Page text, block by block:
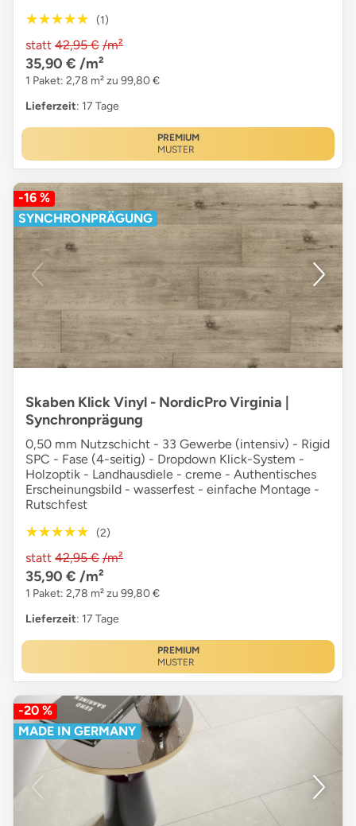
★★★★★
★★★★★ (1)
statt 42,95 € /m²
35,90 € /m²
1 Paket: 2,78 m² zu 99,80 €
Lieferzeit: 17 Tage
PREMIUM
MUSTER
-16 %
SYNCHRONPRÄGUNG
Skaben Klick Vinyl - NordicPro Virginia |
Synchronprägung
0,50 mm Nutzschicht - 33 Gewerbe (intensiv) - Rigid
SPC - Fase (4-seitig) - Dropdown Klick-System -
Holzoptik - Landhausdiele - creme - Authentisches
Erscheinungsbild - wasserfest - einfache Montage -
Rutschfest
★★★★★
★★★★★ (2)
statt 42,95 € /m²
35,90 € /m²
1 Paket: 2,78 m² zu 99,80 €
Lieferzeit: 17 Tage
PREMIUM
MUSTER
-20 %
MADE IN GERMANY